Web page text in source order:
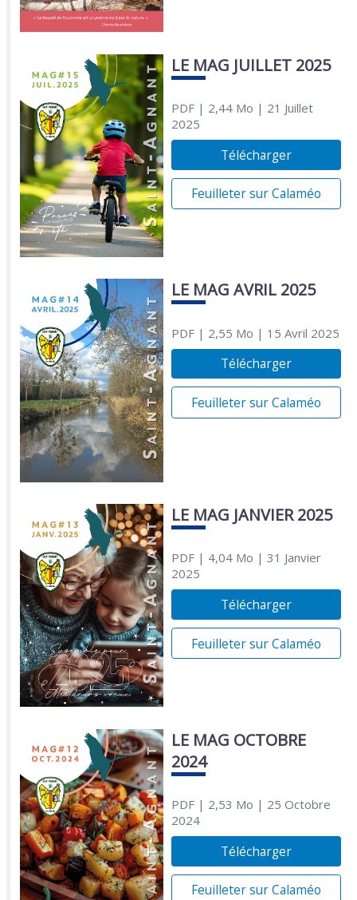
LE MAG JUILLET 2025
PDF| 2,44 Mo | 21 Juillet
2025
Télécharger
Feuilleter sur Calaméo
LE MAG AVRIL 2025
PDF| 2,55 Mo | 15 Avril 2025
Télécharger
Feuilleter sur Calaméo
LE MAG JANVIER 2025
PDF| 4,04 Mo | 31 Janvier
2025
Télécharger
Feuilleter sur Calaméo
LE MAG OCTOBRE
2024
PDF| 2,53 Mo | 25 Octobre
2024
Télécharger
Feuilleter sur Calaméo